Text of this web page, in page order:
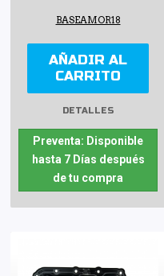
BASEAMOR18
AÑADIR AL
CARRITO
DETALLES
Preventa: Disponible
hasta 7 Días después
de tu compra